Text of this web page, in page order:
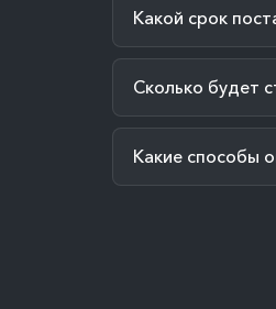
Какой срок
Сколько будет
Какие способы